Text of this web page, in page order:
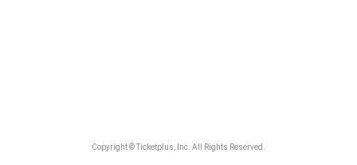
Copyright © Ticketplus, Inc. All Rights Reserved.